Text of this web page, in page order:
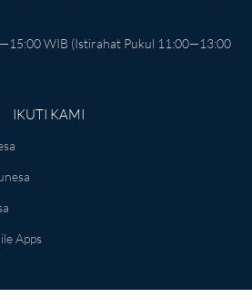
WIB (istirahat Pukul 11:00—13:00
IKUTI KAMI
Apps